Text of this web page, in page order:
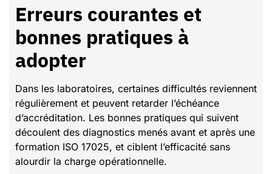
Erreurs courantes et
bonnes pratiques à
adopter
Dans les laboratoires, certaines difficultés reviennent
régulièrement et peuvent retarder l’échéance
d’accréditation. Les bonnes pratiques qui suivent
découlent des diagnostics menés avant et après une
formation ISO 17025, et ciblent l’efficacité sans
alourdir la charge opérationnelle.